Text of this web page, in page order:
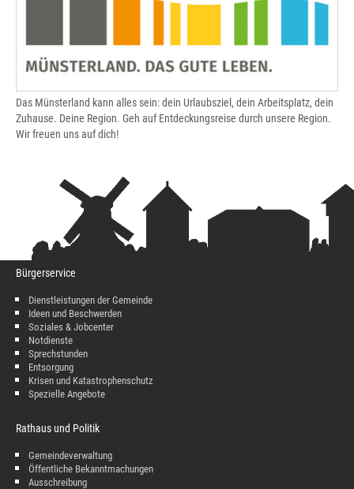
Das Münsterland kann alles sein: dein Urlaubsziel, dein Arbeitsplatz, dein
Zuhause. Deine Region. Geh auf Entdeckungsreise durch unsere Region.
Wir freuen uns auf dich!
Bürgerservice
Dienstleistungen der Gemeinde
Ideen und Beschwerden
Soziales & Jobcenter
Notdienste
Sprechstunden
Entsorgung
Krisen und Katastrophenschutz
Spezielle Angebote
Rathaus und Politik
Gemeindeverwaltung
Öffentliche Bekanntmachungen
Ausschreibung